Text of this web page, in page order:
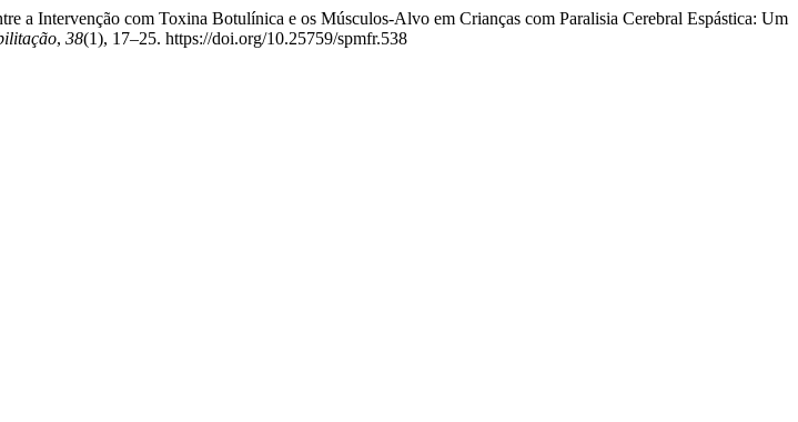
a Intervenção com Toxina Botulínica e os Músculos-Alvo em Crianças com Paralisia Cerebral Espástica: Um
, 38(1), 17–25. https://doi.org/10.25759/spmfr.538